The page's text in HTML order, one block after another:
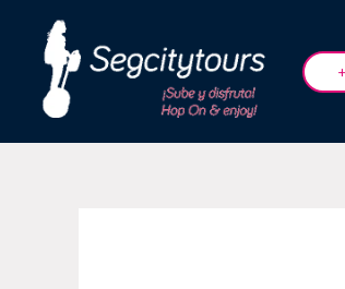
contenido